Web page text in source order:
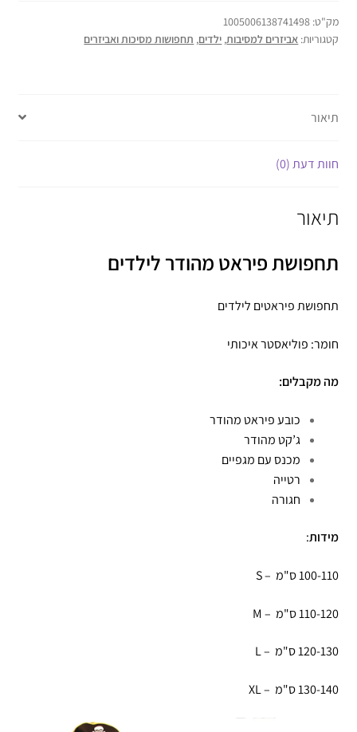
מק"ט: 1005006138741498
קטגוריות: אביזרים למסיבות, ילדים, תחפושות מסיכות ואביזרים
תיאור
חוות דעת (0)
תיאור
תחפושת פיראט מהודר לילדים
תחפושת פיראטים לילדים
חומר: פוליאסטר איכותי
מה מקבלים:
כובע פיראט מהודר
ג’קט מהודר
מכנס עם מגפיים
רטייה
חגורה
מידות:
100-110 ס"מ – S
110-120 ס"מ – M
120-130 ס"מ – L
130-140 ס"מ – XL